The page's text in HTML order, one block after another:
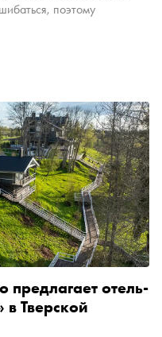
поэтому
отель-
Тверской